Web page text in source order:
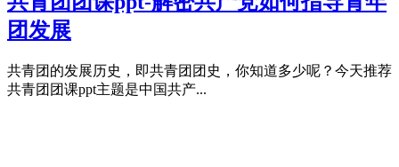
团发展
共青团的发展历史，即共青团团史，你知道多少呢？今天推荐
共青团团课ppt主题是中国共产...